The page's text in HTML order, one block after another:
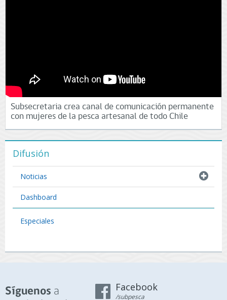
Subsecretaria crea canal de comunicación permanente
con mujeres de la pesca artesanal de todo Chile
Difusión
Noticias
Dashboard
Especiales
Síguenos a
Facebook
/subpesca